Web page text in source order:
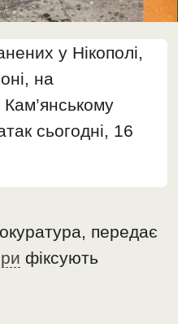
у Нікополі,
на
Кам’янському
сьогодні, 16
передає
фіксують